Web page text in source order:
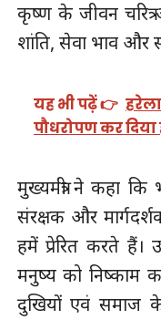
कृष्ण के जीवन
शांति, सेवा भाव और
यह भी पढ़ें 👉
पौधरोपण कर
मुख्यमंत्री ने कहा
संरक्षक और
हमें प्रेरित करते हैं।
मनुष्य को निष्काम
दुखियों एवं समाज